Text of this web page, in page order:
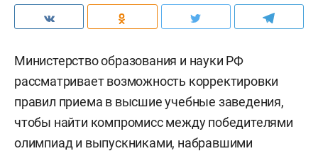
Министерство образования и науки РФ
рассматривает возможность корректировки
правил приема в высшие учебные заведения,
чтобы найти компромисс между победителями
олимпиад и выпускниками, набравшими